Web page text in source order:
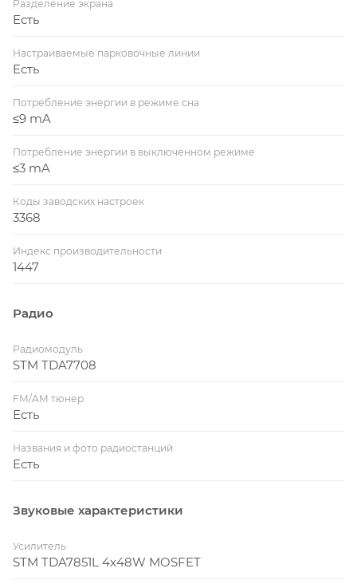
Разделение экрана
Есть
Настраиваемые парковочные линии
Есть
Потребление энергии в режиме сна
≤9 mA
Потребление энергии в выключенном режиме
≤3 mA
Коды заводских настроек
3368
Индекс производительности
1447
Радио
Радиомодуль
STM TDA7708
FM/AM тюнер
Есть
Названия и фото радиостанций
Есть
Звуковые характеристики
Усилитель
STM TDA7851L 4x48W MOSFET